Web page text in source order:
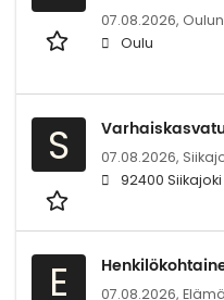
07.08.2026,
Oulu
S 07.08.2026,
92400 Siikajoki
E 07.08.2026,